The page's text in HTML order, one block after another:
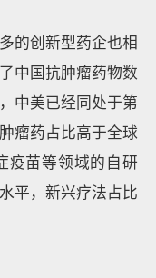
的创新型药企也相
中国抗肿瘤药物数
中美已经同处于第
瘤药占比高于全球
疫苗等领域的自研
平，新兴疗法占比